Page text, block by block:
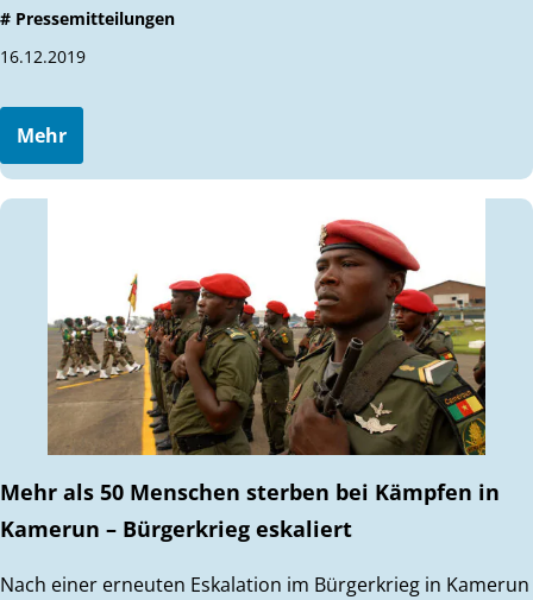
# Pressemitteilungen
16.12.2019
Mehr
Mehr als 50 Menschen sterben bei Kämpfen in
Kamerun – Bürgerkrieg eskaliert
Nach einer erneuten Eskalation im Bürgerkrieg in Kamerun